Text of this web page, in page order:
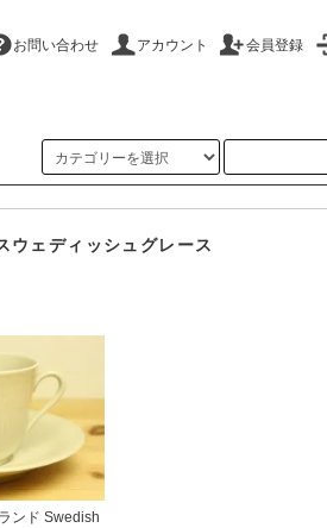
お問い合わせ アカウント 会員登録
> Swedish grace/スウェディッシュグレース
ェディッシュグレース
ンド Swedish